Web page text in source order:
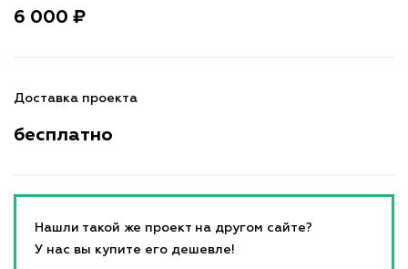
6 000 ₽
Доставка проекта
бесплатно
Нашли такой же проект на другом сайте?
У нас вы купите его дешевле!